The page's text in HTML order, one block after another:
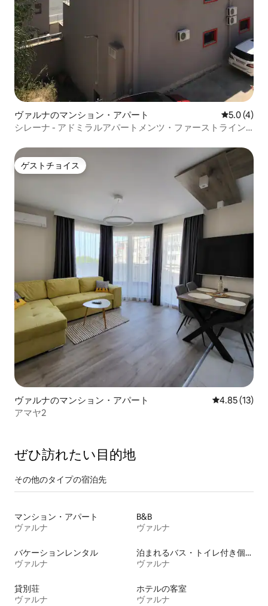
ヴァルナのマンション・アパート レビュー4
5.0 (4)
シレーナ - アドミラルアパートメンツ・ファーストライン -
ゲストチョイス
ゲストチョイス
ヴァルナのマンション・アパート レビュー13
4.85 (13)
アマヤ2
ぜひ訪⁠れ⁠た⁠い目⁠的⁠地
その他のタ⁠イ⁠プ⁠の宿⁠泊⁠先
マンション・アパート
ヴァルナ
B&B
ヴァルナ
バケーションレンタル
ヴァルナ
泊まれるバス・トイレ付き個室
ヴァルナ
貸別荘
ヴァルナ
ホテルの客室
ヴァルナ